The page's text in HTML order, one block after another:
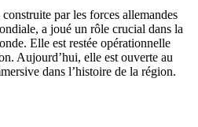
par les forces allemandes
a joué un rôle crucial dans la
Elle est restée opérationnelle
Aujourd’hui, elle est ouverte au
dans l’histoire de la région.